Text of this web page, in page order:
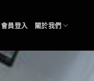
會員登入 關於我們